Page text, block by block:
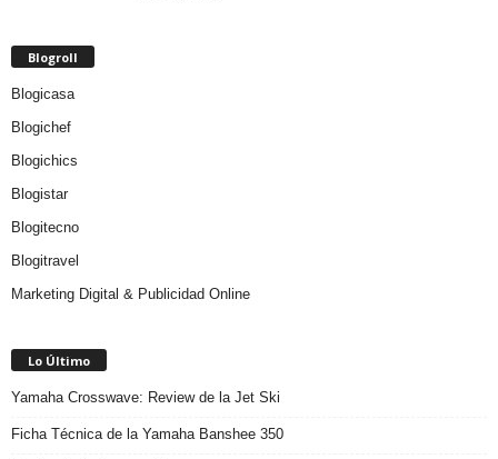
Blogroll
Blogicasa
Blogichef
Blogichics
Blogistar
Blogitecno
Blogitravel
Marketing Digital & Publicidad Online
Lo Último
Yamaha Crosswave: Review de la Jet Ski
Ficha Técnica de la Yamaha Banshee 350